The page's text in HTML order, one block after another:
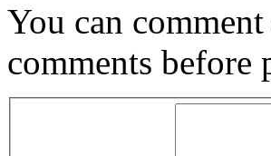
You can
comments before